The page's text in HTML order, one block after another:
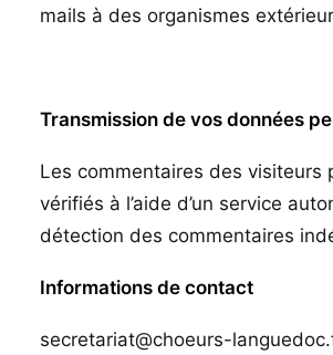
mails à des organismes
Transmission de vos données
Les commentaires des visiteurs
vérifiés à l’aide d’un service
détection des commentaires
Informations de contact
secretariat@choeurs-